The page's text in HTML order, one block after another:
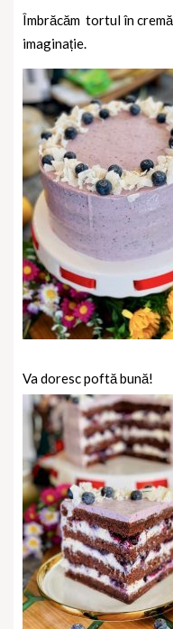
Îmbrăcăm tortul în
imaginație.
Va doresc poftă bună!